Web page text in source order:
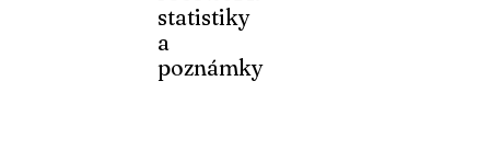
statistiky
a
poznámky